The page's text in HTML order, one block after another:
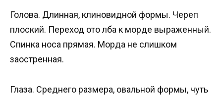
Голова. Длинная, клиновидной формы. Череп
плоский. Переход ото лба к морде выраженный.
Спинка носа прямая. Морда не слишком
заостренная.
Глаза. Среднего размера, овальной формы, чуть